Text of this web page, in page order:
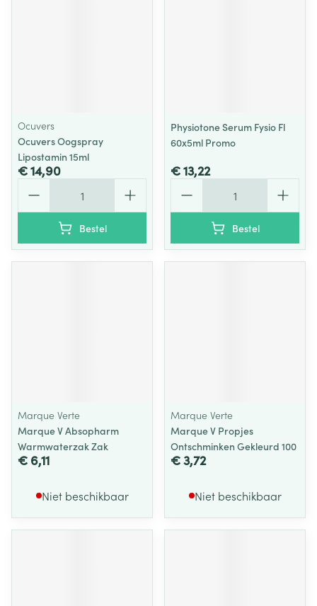
Ocuvers
Ocuvers Oogspray
Lipostamin 15ml
€ 14,90
Bestel
Physiotone Serum Fysio Fl
60x5ml Promo
€ 13,22
Bestel
Marque Verte
Marque V Absopharm
Warmwaterzak Zak
€ 6,11
Niet beschikbaar
Marque Verte
Marque V Propjes
Ontschminken Gekleurd 100
€ 3,72
Niet beschikbaar